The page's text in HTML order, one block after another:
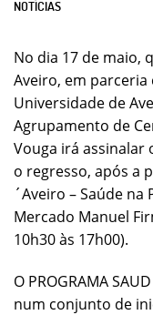
NOTÍCIAS
No dia 17 de maio,
Aveiro, em
Universidade de
Agrupamento de
Vouga irá assinalar
o regresso, após a
´Aveiro – Saúde na
Mercado Manuel
10h30 às 17h00).
O PROGRAMA
num conjunto de